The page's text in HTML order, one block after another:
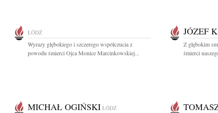
ŁÓDŹ
Wyrazy głębokiego i szczerego współczucia z
powodu śmierci Ojca Monice Marcinkowskiej...
JÓZEF
Z głębokim
śmierci
MICHAŁ OGIŃSKI ŁÓDŹ